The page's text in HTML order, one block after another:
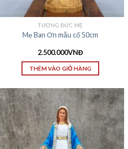
TƯỢNG ĐỨC MẸ
Mẹ Ban Ơn mẫu cổ 50cm
2.500.000VNĐ
THÊM VÀO GIỎ HÀNG